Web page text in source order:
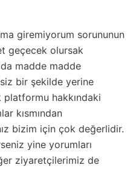
giremiyorum sorununun
geçecek olursak
madde madde
bir şekilde yerine
hakkındaki
kısmından
bizim için çok değerlidir.
yine yorumları
ziyaretçilerimiz de